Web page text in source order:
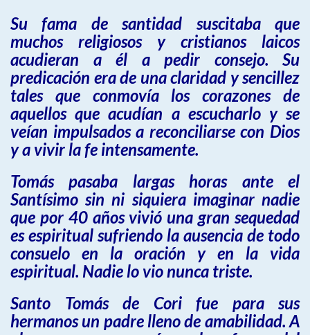
Su fama de santidad suscitaba que
muchos religiosos y cristianos laicos
acudieran a él a pedir consejo. Su
predicación era de una claridad y sencillez
tales que conmovía los corazones de
aquellos que acudían a escucharlo y se
veían impulsados a reconciliarse con Dios
y a vivir la fe intensamente.
Tomás pasaba largas horas ante el
Santísimo sin ni siquiera imaginar nadie
que por 40 años vivió una gran sequedad
es espiritual sufriendo la ausencia de todo
consuelo en la oración y en la vida
espiritual. Nadie lo vio nunca triste.
Santo Tomás de Cori fue para sus
hermanos un padre lleno de amabilidad. A